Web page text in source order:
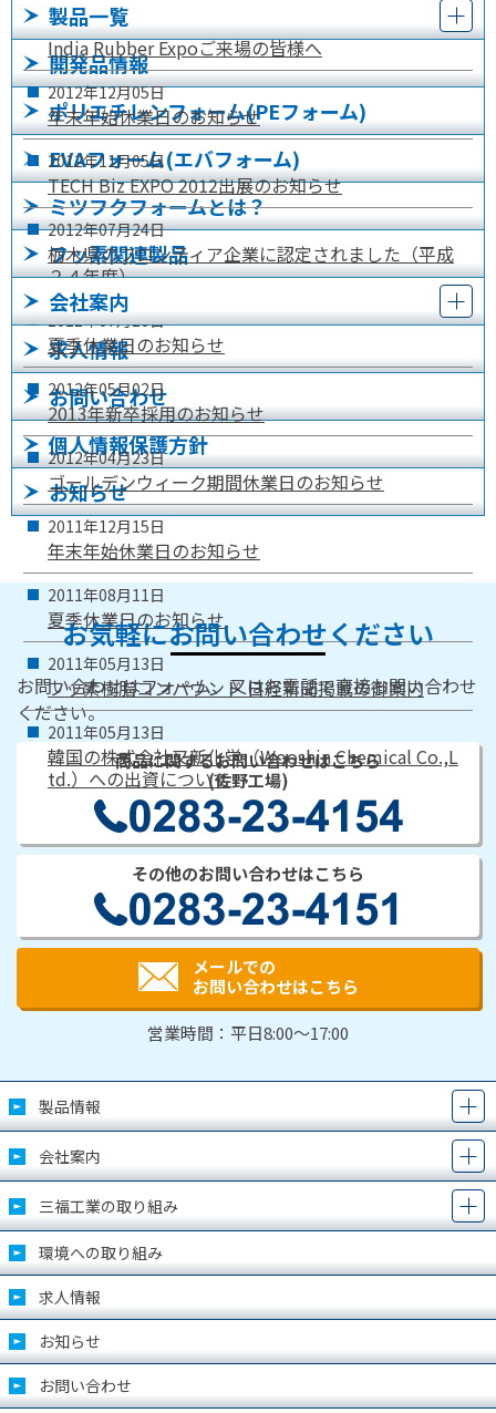
2013年01月
India Rubber Expoご来場の皆様へ
2012年12月05日
年末年始休業日のお知らせ
2012年11月05日
TECH Biz EXPO 2012出展のお知らせ
2012年07月24日
栃木県のフロンティア企業に認定されました（平成
２４年度）
2012年07月20日
夏季休業日のお知らせ
2012年05月02日
2013年新卒採用のお知らせ
2012年04月23日
ゴールデンウィーク期間休業日のお知らせ
2011年12月15日
年末年始休業日のお知らせ
2011年08月11日
夏季休業日のお知らせ
2011年05月13日
フッ素樹脂コンパウンド 日経新聞掲載の御案内
2011年05月13日
韓国の株式会社又新化学（Wooshin Chemical Co.,L
td.）への出資について
製品一覧
開発品情報
ポリエチレンフォーム(PEフォーム)
EVAフォーム(エバフォーム)
ミツフクフォームとは？
フッ素関連製品
会社案内
求人情報
お問い合わせ
個人情報保護方針
お知らせ
お気軽にお問い合わせください
お問い合わせはフォーム、又はお電話で直接お問い合わせ
ください。
商品に関するお問い合わせはこちら
(佐野工場)
その他のお問い合わせはこちら
メールでの
お問い合わせはこちら
営業時間：平日8:00～17:00
製品情報
会社案内
三福工業の取り組み
環境への取り組み
求人情報
お知らせ
お問い合わせ